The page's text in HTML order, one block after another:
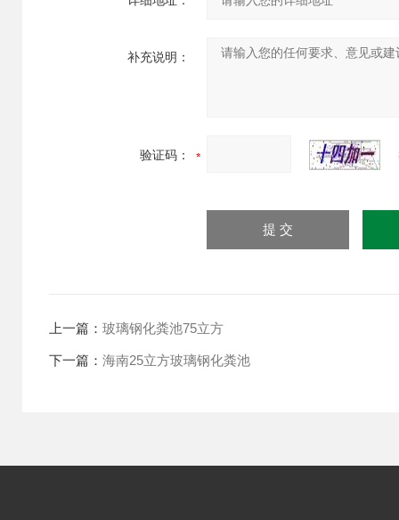
补充说明：
验证码：
上一篇： 玻璃钢化粪池75立方
下一篇： 海南25立方玻璃钢化粪池